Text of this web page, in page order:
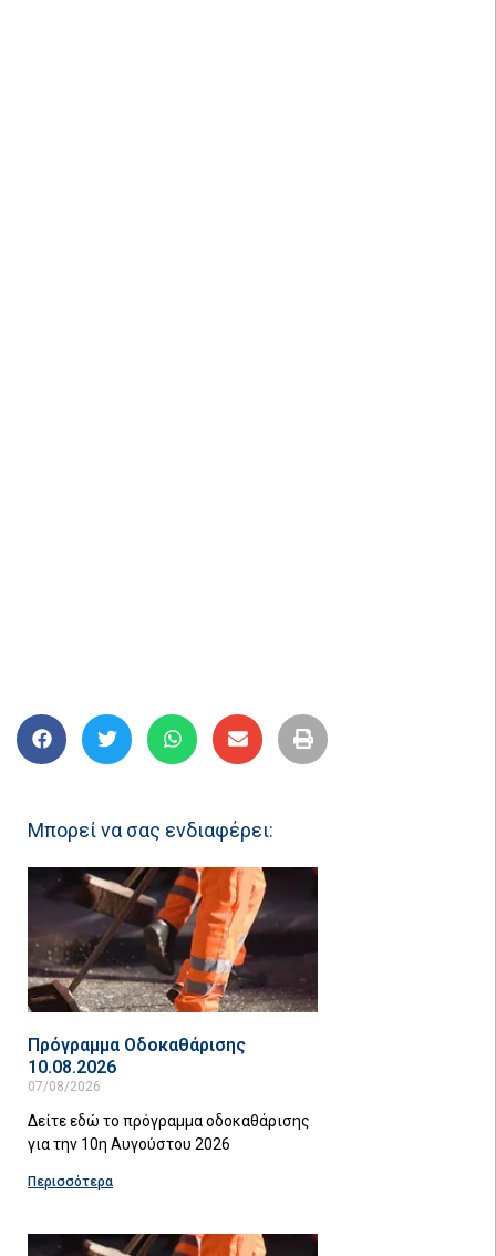
Μπορεί να σας ενδιαφέρει:
Πρόγραμμα Οδοκαθάρισης
10.08.2026
07/08/2026
Δείτε εδώ το πρόγραμμα οδοκαθάρισης
για την 10η Αυγούστου 2026
Περισσότερα